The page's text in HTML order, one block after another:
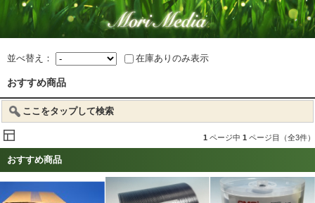
並べ替え： 在庫ありのみ表示
おすすめ商品
ここをタップして検索
1 ページ中 1 ページ目（全3件）
おすすめ商品